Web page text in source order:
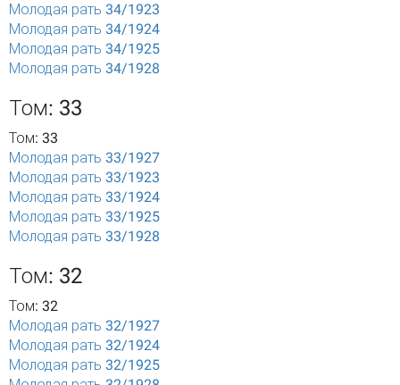
Молодая рать 34/1923
Молодая рать 34/1924
Молодая рать 34/1925
Молодая рать 34/1928
Том: 33
Том: 33
Молодая рать 33/1927
Молодая рать 33/1923
Молодая рать 33/1924
Молодая рать 33/1925
Молодая рать 33/1928
Том: 32
Том: 32
Молодая рать 32/1927
Молодая рать 32/1924
Молодая рать 32/1925